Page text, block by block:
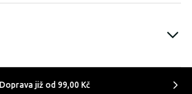
Doprava již od 99,00 Kč